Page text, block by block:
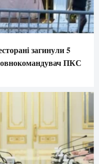
загинули 5
ПКС